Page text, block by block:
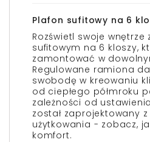
Plafon sufitowy na 6
Rozświetl swoje wnętrze
sufitowym na 6 kloszy,
zamontować w
Regulowane ramiona
swobodę w kreowaniu
od ciepłego półmroku
zależności od
został zaprojektowany
użytkowania - zobacz,
komfort.